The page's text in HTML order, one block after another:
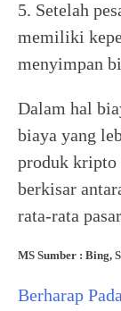
5. Setelah
memiliki
menyimpan
Dalam hal
biaya yang
produk kripto
berkisar
rata-rata
MS Sumber : Bing,
Berharap